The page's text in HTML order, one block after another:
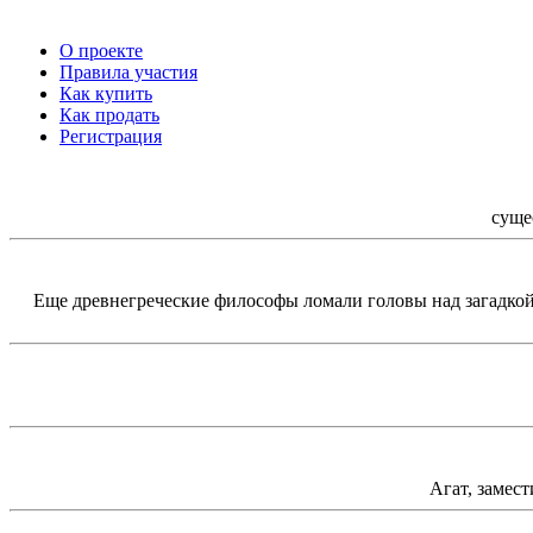
О проекте
Правила участия
Как купить
Как продать
Регистрация
Еще древнегреческие философы ломали головы над
Агат,